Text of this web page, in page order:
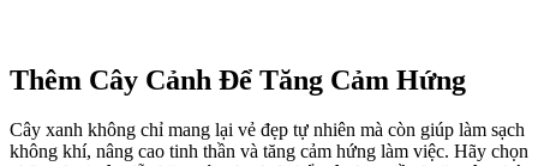
Thêm Cây Cảnh Để Tăng Cảm Hứng
Cây xanh không chỉ mang lại vẻ đẹp tự nhiên mà còn giúp làm sạch
không khí, nâng cao tinh thần và tăng cảm hứng làm việc. Hãy chọn